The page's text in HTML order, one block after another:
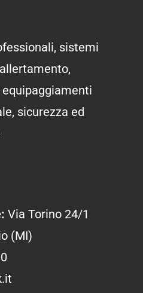
sistemi
sicurezza ed
Via Torino 24/1
(MI)